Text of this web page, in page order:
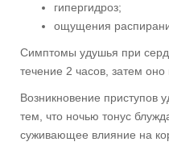
гипергидроз;
ощущения
Симптомы удушья при
течение 2 часов, затем
Возникновение приступов
тем, что ночью тонус
суживающее влияние на